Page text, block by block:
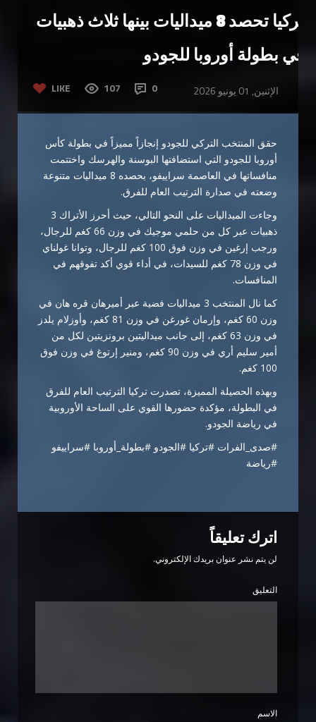
تركيا تحصد 8 ميداليات بينها ثلاث ذهبيات
في بطولة أوروبا للجودو
LIKE 107 0 الإثنين, 01 يونيو 2026
حقق المنتخب التركي للجودو إنجازاً مميزاً في بطولة كأس
أوروبا للجودو التي استضافتها البوسنة والهرسك واختتمت
منافساتها في العاصمة سراييفو، بحصده 8 ميداليات متنوعة
وضعته في صدارة الترتيب العام للفرق.
وجاءت الميداليات على النحو التالي، حيث أحرز الأتراك 3
ذهبيات عبر كل من حلمي موجيك في وزن 66 كغم للرجال،
ورجب إرغين في وزن فوق 100 كغم للرجال، وتوانا غولناي
في وزن 78 كغم للسيدات، في أداء قوي أكد تفوقهم في
المنافسات.
كما نال المنتخب 3 ميداليات فضية عبر أميرهان قره هان في
وزن 60 كغم، وإرمان غورغن في وزن 81 كغم، وأوزلام يلدز
في وزن 63 كغم، إلى جانب ميداليتين برونزيتين لكل من
أمير سليم أري في وزن 90 كغم، ومنير إرتوغ في وزن فوق
100 كغم.
وبهذه الحصيلة المميزة، تصدرت تركيا الترتيب العام للفرق
في البطولة، مؤكدة حضورها القوي على الساحة الأوروبية
في رياضة الجودو.
#صدى_الفرات #تركيا #الجودو #بطولة_أوروبا #سراييفو
#رياضة
اترك تعليقاً
لن يتم نشر عنوان بريدك الإلكتروني.
التعليق
الاسم